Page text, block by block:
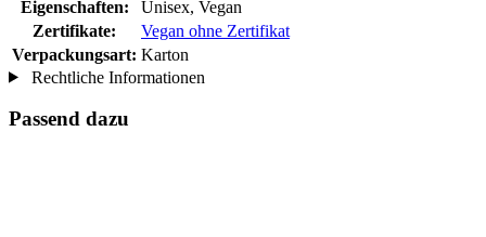
Eigenschaften:
Unisex, Vegan
Zertifikate:
Vegan ohne Zertifikat
Verpackungsart: Karton
Rechtliche Informationen
Passend dazu